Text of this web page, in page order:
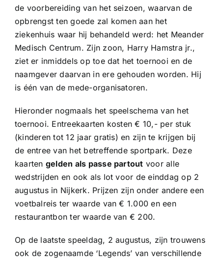
Activiteiten
Business Club Zuyderzee
de voorbereiding van het seizoen, waarvan de
opbrengst ten goede zal komen aan het
ziekenhuis waar hij behandeld werd: het Meander
Medisch Centrum. Zijn zoon, Harry Hamstra jr.,
ziet er inmiddels op toe dat het toernooi en de
naamgever daarvan in ere gehouden worden. Hij
is één van de mede-organisatoren.
Hieronder nogmaals het speelschema van het
toernooi. Entreekaarten kosten € 10,- per stuk
(kinderen tot 12 jaar gratis) en zijn te krijgen bij
de entree van het betreffende sportpark. Deze
kaarten gelden als passe partout voor alle
wedstrijden en ook als lot voor de einddag op 2
augustus in Nijkerk. Prijzen zijn onder andere een
voetbalreis ter waarde van € 1.000 en een
restaurantbon ter waarde van € 200.
Op de laatste speeldag, 2 augustus, zijn trouwens
ook de zogenaamde ‘Legends’ van verschillende